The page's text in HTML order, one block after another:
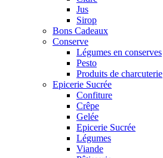
Jus
Sirop
Bons Cadeaux
Conserve
Légumes en conserves
Pesto
Produits de charcuterie
Epicerie Sucrée
Confiture
Crêpe
Gelée
Epicerie Sucrée
Légumes
Viande